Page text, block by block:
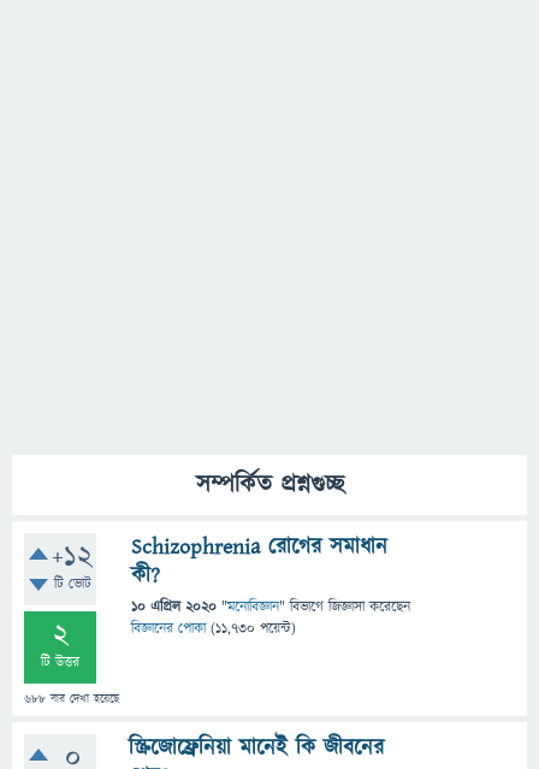
সম্পর্কিত প্রশ্নগুচ্ছ
+12
টি ভোট
2
টি উত্তর
688 বার দেখা হয়েছে
Schizophrenia রোগের সমাধান
কী?
10 এপ্রিল 2020 "মনোবিজ্ঞান" বিভাগে জিজ্ঞাসাকরেছেন
বিজ্ঞানের পোকা (11,730 পয়েন্ট)
0
স্ক্রিজোফ্রেনিয়া মানেই কি জীবনের